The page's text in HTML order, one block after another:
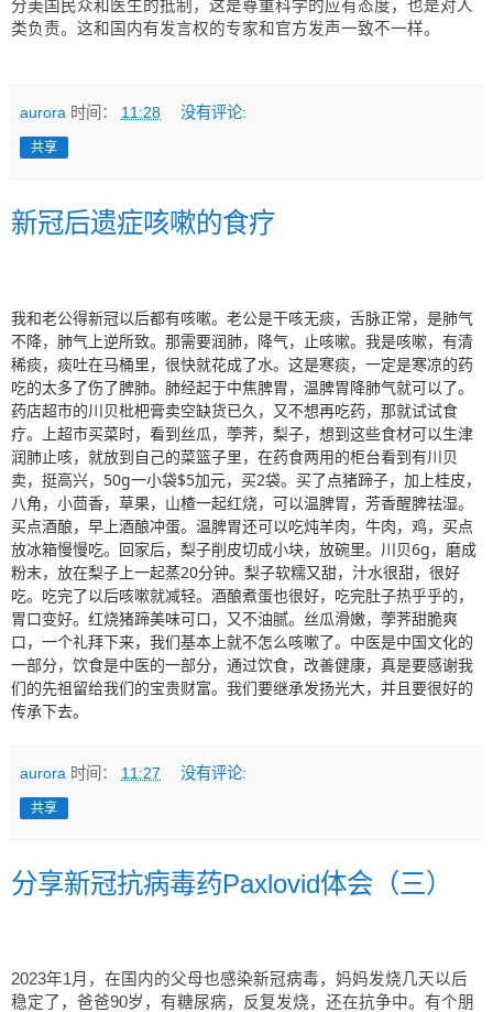
分美国民众和医生的抵制，这是尊重科学的应有态度，也是对人
类负责。这和国内有发言权的专家和官方发声一致不一样。
aurora 时间： 11:28 没有评论:
共享
新冠后遗症咳嗽的食疗
我和老公得新冠以后都有咳嗽。老公是干咳无痰，舌脉正常，是肺气
不降，肺气上逆所致。那需要润肺，降气，止咳嗽。我是咳嗽，有清
稀痰，痰吐在马桶里，很快就花成了水。这是寒痰，一定是寒凉的药
吃的太多了伤了脾肺。肺经起于中焦脾胃，温脾胃降肺气就可以了。
药店超市的川贝枇杷膏卖空缺货已久，又不想再吃药，那就试试食
疗。上超市买菜时，看到丝瓜，荸荠，梨子，想到这些食材可以生津
润肺止咳，就放到自己的菜篮子里，在药食两用的柜台看到有川贝
卖，挺高兴，50g一小袋$5加元，买2袋。买了点猪蹄子，加上桂皮，
八角，小茴香，草果，山楂一起红烧，可以温脾胃，芳香醒脾祛湿。
买点酒酿，早上酒酿冲蛋。温脾胃还可以吃炖羊肉，牛肉，鸡，买点
放冰箱慢慢吃。回家后，梨子削皮切成小块，放碗里。川贝6g，磨成
粉末，放在梨子上一起蒸20分钟。梨子软糯又甜，汁水很甜，很好
吃。吃完了以后咳嗽就减轻。酒酿煮蛋也很好，吃完肚子热乎乎的，
胃口变好。红烧猪蹄美味可口，又不油腻。丝瓜滑嫩，荸荠甜脆爽
口，一个礼拜下来，我们基本上就不怎么咳嗽了。中医是中国文化的
一部分，饮食是中医的一部分，通过饮食，改善健康，真是要感谢我
们的先祖留给我们的宝贵财富。我们要继承发扬光大，并且要很好的
传承下去。
aurora 时间： 11:27 没有评论:
共享
分享新冠抗病毒药Paxlovid体会（三）
2023年1月，在国内的父母也感染新冠病毒，妈妈发烧几天以后
稳定了，爸爸90岁，有糖尿病，反复发烧，还在抗争中。有个朋